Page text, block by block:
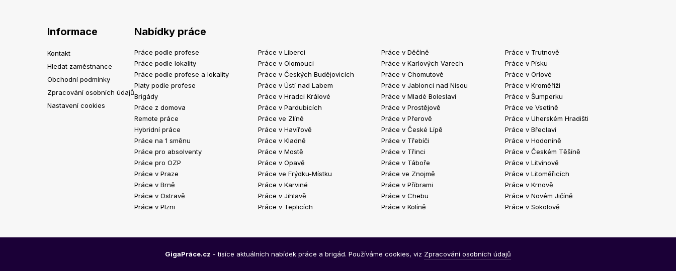
Informace
Kontakt
Hledat zaměstnance
Obchodní podmínky
Zpracování osobních údajů
Nastavení cookies
Nabídky práce
Práce podle profese
Práce podle lokality
Práce podle profese a lokality
Platy podle profese
Brigády
Práce z domova
Remote práce
Hybridní práce
Práce na 1 směnu
Práce pro absolventy
Práce pro OZP
Práce v Praze
Práce v Brně
Práce v Ostravě
Práce v Plzni
Práce v Liberci
Práce v Olomouci
Práce v Českých Budějovicích
Práce v Ústí nad Labem
Práce v Hradci Králové
Práce v Pardubicích
Práce ve Zlíně
Práce v Havířově
Práce v Kladně
Práce v Mostě
Práce v Opavě
Práce ve Frýdku-Místku
Práce v Karviné
Práce v Jihlavě
Práce v Teplicích
Práce v Děčíně
Práce v Karlových Varech
Práce v Chomutově
Práce v Jablonci nad Nisou
Práce v Mladé Boleslavi
Práce v Prostějově
Práce v Přerově
Práce v České Lípě
Práce v Třebíči
Práce v Třinci
Práce v Táboře
Práce ve Znojmě
Práce v Příbrami
Práce v Chebu
Práce v Kolíně
Práce v Trutnově
Práce v Písku
Práce v Orlové
Práce v Kroměříži
Práce v Šumperku
Práce ve Vsetíně
Práce v Uherském Hradišti
Práce v Břeclavi
Práce v Hodoníně
Práce v Českém Těšíně
Práce v Litvínově
Práce v Litoměřicích
Práce v Krnově
Práce v Novém Jičíně
Práce v Sokolově
GigaPráce.cz - tisíce aktuálních nabídek práce a brigád. Používáme cookies, viz Zpracování osobních údajů